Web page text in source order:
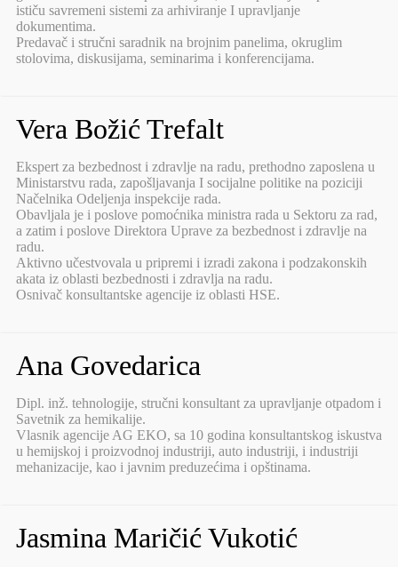
ističu savremeni sistemi za arhiviranje I upravljanje
dokumentima.
Predavač i stručni saradnik na brojnim panelima, okruglim
stolovima, diskusijama, seminarima i konferencijama.
Vera Božić Trefalt
Ekspert za bezbednost i zdravlje na radu, prethodno zaposlena u
Ministarstvu rada, zapošljavanja I socijalne politike na poziciji
Načelnika Odeljenja inspekcije rada.
Obavljala je i poslove pomoćnika ministra rada u Sektoru za rad,
a zatim i poslove Direktora Uprave za bezbednost i zdravlje na
radu.
Aktivno učestvovala u pripremi i izradi zakona i podzakonskih
akata iz oblasti bezbednosti i zdravlja na radu.
Osnivač konsultantske agencije iz oblasti HSE.
Ana Govedarica
Dipl. inž. tehnologije, stručni konsultant za upravljanje otpadom i
Savetnik za hemikalije.
Vlasnik agencije AG EKO, sa 10 godina konsultantskog iskustva
u hemijskoj i proizvodnoj industriji, auto industriji, i industriji
mehanizacije, kao i javnim preduzećima i opštinama.
Jasmina Maričić Vukotić